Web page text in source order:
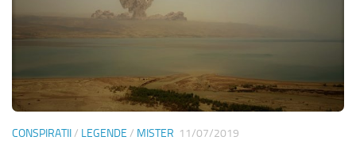
CONSPIRATII/ LEGENDE / MISTER 11/07/2019